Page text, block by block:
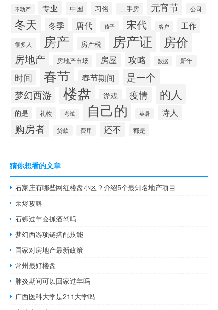
不动产 专业 中国 习俗 二手房 元宵节 公司
冬天 冬季 唐代 孩子 宋代 客户 工作
很多人 房产 房产税 房产证 房价
房地产 房地产市场 房屋 攻略 数据 新年
时间 春节 春节期间 是一个
梦幻西游 楼盘 游戏 疫情 的人
的是 礼物 考试 自己的 英语 诗人
购房者 贷款 费用 还不 都是
猜你想看的文章
石家庄有哪些网红楼盘小区？介绍5个最知名地产项目
余烬攻略
石狮过年会抓酒驾吗
梦幻西游项链搭配技能
国家对房地产最新政策
常州最好楼盘
肺炎期间可以回家过年吗
广西医科大学是211大学吗